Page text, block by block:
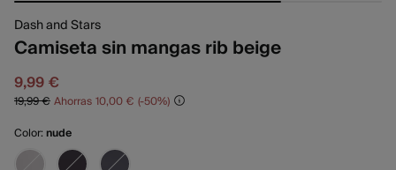
Dash and Stars
Camiseta sin mangas rib beige
9,99 €
19,99 €Ahorras10,00 €
50
Color: nude